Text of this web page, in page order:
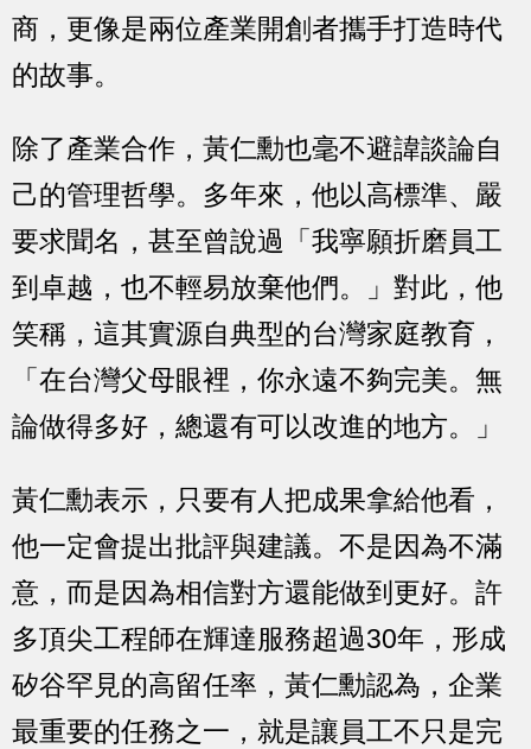
商，更像是兩位產業開創者攜手打造時代
的故事。
除了產業合作，黃仁勳也毫不避諱談論自
己的管理哲學。多年來，他以高標準、嚴
要求聞名，甚至曾說過「我寧願折磨員工
到卓越，也不輕易放棄他們。」對此，他
笑稱，這其實源自典型的台灣家庭教育，
「在台灣父母眼裡，你永遠不夠完美。無
論做得多好，總還有可以改進的地方。」
黃仁勳表示，只要有人把成果拿給他看，
他一定會提出批評與建議。不是因為不滿
意，而是因為相信對方還能做到更好。許
多頂尖工程師在輝達服務超過30年，形成
矽谷罕見的高留任率，黃仁勳認為，企業
最重要的任務之一，就是讓員工不只是完